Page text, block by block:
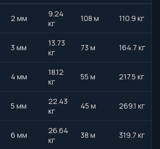
2 мм
9.24
кг
108 м 110.9 кг
3 мм
13.73
кг
73 м 164.7 кг
4 мм
18.12
кг
55 м 217.5 кг
5 мм
22.43
кг
45 м 269.1 кг
6 мм
26.64
кг
38 м 319.7 кг